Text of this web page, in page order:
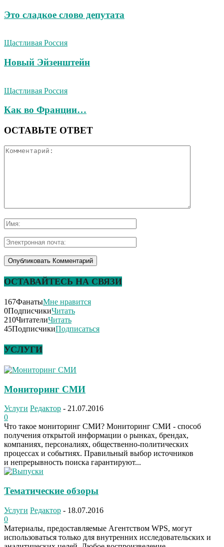
Это сладкое слово депутата
Щастливая Россия
Новый Эйзенштейн
Щастливая Россия
Как во Франции…
ОСТАВЬТЕ ОТВЕТ
ОСТАВАЙТЕСЬ НА СВЯЗИ
167ФанатыМне нравится
0ПодписчикиЧитать
210ЧитателиЧитать
45ПодписчикиПодписаться
УСЛУГИ
Мониторинг СМИ
Услуги Редактор - 21.07.2016
0
Что такое мониторинг СМИ? Мониторинг СМИ - способ
получения открытой информации о рынках, брендах,
компаниях, персоналиях, общественно-политических
процессах и событиях. Правильный выбор источников
и непрерывность поиска гарантируют...
Тематические обзоры
Услуги Редактор - 18.07.2016
0
Материалы, предоставляемые Агентством WPS, могут
использоваться только для внутренних исследовательских и